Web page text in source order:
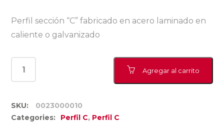
Perfil sección “C” fabricado en acero laminado en
caliente o galvanizado
Agregar al carrito
SKU:
0023000010
Categories:
Perfil C, Perfil C